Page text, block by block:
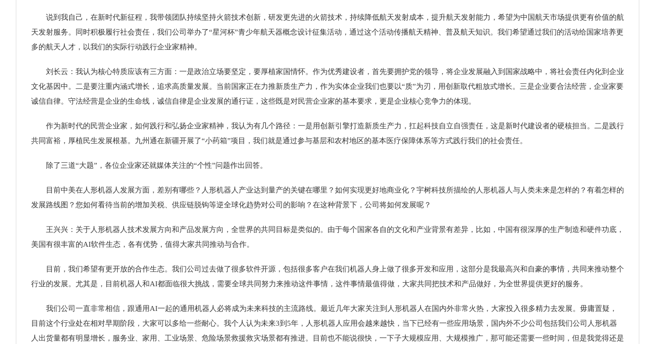
说到我自己，在新时代新征程，我带领团队持续坚持火箭技术创新，研发更先进的火箭技术，持续降低航天发射成本，提升航天发射能力，希望为中国航天市场提供更有价值的航
天发射服务。同时积极履行社会责任，我们公司举办了“星河杯”青少年航天器概念设计征集活动，通过这个活动传播航天精神、普及航天知识。我们希望通过我们的活动给国家培养更
多的航天人才，以我们的实际行动践行企业家精神。
刘长云：我认为核心特质应该有三方面：一是政治立场要坚定，要厚植家国情怀。作为优秀建设者，首先要拥护党的领导，将企业发展融入到国家战略中，将社会责任内化到企业
文化基因中。二是要注重内涵式增长，追求高质量发展。当前国家正在力推新质生产力，作为实体企业我们也要以“质”为刃，用创新取代粗放式增长。三是企业要合法经营，企业家要
诚信自律。守法经营是企业的生命线，诚信自律是企业发展的通行证，这些既是对民营企业家的基本要求，更是企业核心竞争力的体现。
作为新时代的民营企业家，如何践行和弘扬企业家精神，我认为有几个路径：一是用创新引擎打造新质生产力，扛起科技自立自强责任，这是新时代建设者的硬核担当。二是践行
共同富裕，厚植民生发展根基。九州通在新疆开展了“小药箱”项目，我们就是通过参与基层和农村地区的基本医疗保障体系等方式践行我们的社会责任。
除了三道“大题”，各位企业家还就媒体关注的“个性”问题作出回答。
目前中美在人形机器人发展方面，差别有哪些？人形机器人产业达到量产的关键在哪里？如何实现更好地商业化？宇树科技所描绘的人形机器人与人类未来是怎样的？有着怎样的
发展路线图？您如何看待当前的增加关税、供应链脱钩等逆全球化趋势对公司的影响？在这种背景下，公司将如何发展呢？
王兴兴：关于人形机器人技术发展方向和产品发展方向，全世界的共同目标是类似的。由于每个国家各自的文化和产业背景有差异，比如，中国有很深厚的生产制造和硬件功底，
美国有很丰富的AI软件生态，各有优势，值得大家共同推动与合作。
目前，我们希望有更开放的合作生态。我们公司过去做了很多软件开源，包括很多客户在我们机器人身上做了很多开发和应用，这部分是我最高兴和自豪的事情，共同来推动整个
行业的发展。尤其是，目前机器人和AI都面临很大挑战，需要全球共同努力来推动这件事情，这件事情最值得做，大家共同把技术和产品做好，为全世界提供更好的服务。
我们公司一直非常相信，跟通用AI一起的通用机器人必将成为未来科技的主流路线。最近几年大家关注到人形机器人在国内外非常火热，大家投入很多精力去发展。毋庸置疑，
目前这个行业处在相对早期阶段，大家可以多给一些耐心。我个人认为未来3到5年，人形机器人应用会越来越快，当下已经有一些应用场景，国内外不少公司包括我们公司人形机器
人出货量都有明显增长，服务业、家用、工业场景、危险场景救援救灾场景都有推进。目前也不能说很快，一下子大规模应用、大规模推广，那可能还需要一些时间，但是我觉得还是